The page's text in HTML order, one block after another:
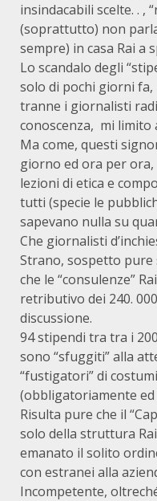
insindacabili scelte. . ,
(soprattutto) non
sempre) in casa Rai a
Lo scandalo degli
solo di pochi giorni
tranne i giornalisti
conoscenza, mi limito
Ma come, questi
giorno ed ora per
lezioni di etica e
tutti (specie le
sapevano nulla su
Che giornalisti
Strano, sospetto pure
che le “consulenze”
retributivo dei 240.
discussione.
94 stipendi tra tra i
sono “sfuggiti” alla
“fustigatori” di
(obbligatoriamente
Risulta pure che il
solo della struttura
emanato il solito
con estranei alla
Incompetente,